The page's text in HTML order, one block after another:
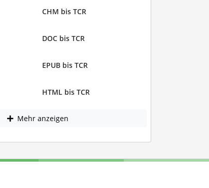
CHM bis TCR
DOC bis TCR
EPUB bis TCR
HTML bis TCR
Mehr anzeigen